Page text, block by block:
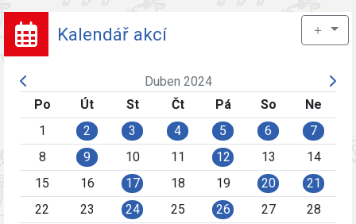
Kalendář akcí ＋
Duben 2024
Po
Út St Čt Pá So
Ne
1
2 3 4 5 6
7
8
9 10 11 12 13
14
15
16 17 18 19 20
21
22
23 24 25 26 27
28